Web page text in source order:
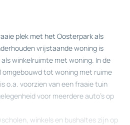
plek met het Oosterpark als
vrijstaande woning is
winkelruimte met woning. In de
omgebouwd tot woning met ruime
o.a. voorzien van een fraaie tuin
voor meerdere auto’s op
winkels en bushaltes zijn op